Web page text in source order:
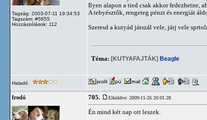
Tagság: 2003-07-11 19:34:53
Tagszám: #5655
Hozzászólások: 112
Ilyen alapon a tied csak akkor fedezhetne,
A tebyésztők, rengeteg pénzt és energiát
Szeresd a kutyád játszál vele, járj vele
Téma: [KUTYAFAJTÁK] Beagle
Haladó
frodó 705. Elküldve: 2009-11-26 20:01:28
Én mind két nap ott leszek.